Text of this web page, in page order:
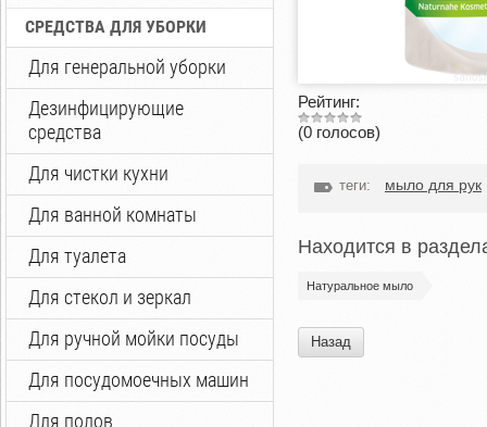
СРЕДСТВА ДЛЯ УБОРКИ
Для генеральной уборки
Дезинфицирующие
средства
Для чистки кухни
Для ванной комнаты
Для туалета
Для стекол и зеркал
Для ручной мойки посуды
Для посудомоечных машин
Для полов
Рейтинг:
(0 голосов)
теги: мыло для рук
Находится в
Натуральное мыло
Назад